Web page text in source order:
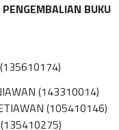
BUKU
(143310014)
(105410146)